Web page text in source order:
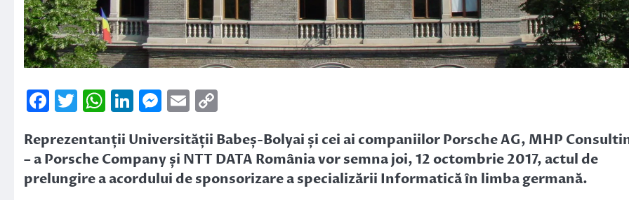
Facebook
Twitter
WhatsApp
LinkedIn
Messenger
Email
Reprezentanții Universității Babeș-Bolyai și cei ai companiilor Porsche AG, MHP
– a Porsche Company și NTT DATA România vor semna joi, 12 octombrie 2017, actul de
prelungire a acordului de sponsorizare a specializării Informatică în limba germană.